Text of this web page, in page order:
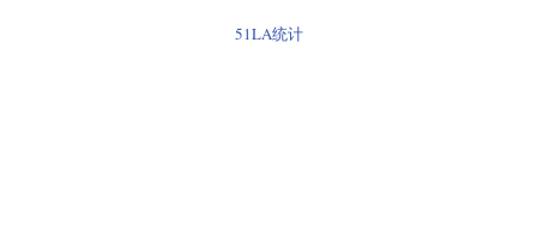
51LA统计